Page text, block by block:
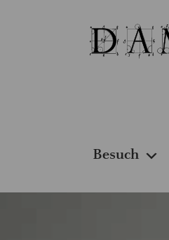
Besuch